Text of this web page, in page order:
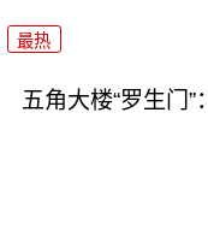
最热
五角大楼“罗生门